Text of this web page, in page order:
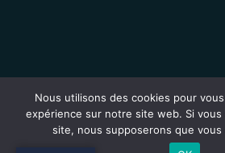
Nous utilisons des cookies pour
expérience sur notre site web. Si
site, nous supposerons que